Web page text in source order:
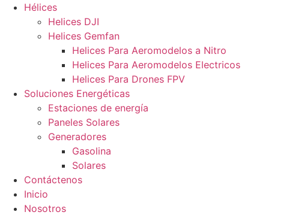
Hélices
Helices DJI
Helices Gemfan
Helices Para Aeromodelos a Nitro
Helices Para Aeromodelos Electricos
Helices Para Drones FPV
Soluciones Energéticas
Estaciones de energía
Paneles Solares
Generadores
Gasolina
Solares
Contáctenos
Inicio
Nosotros